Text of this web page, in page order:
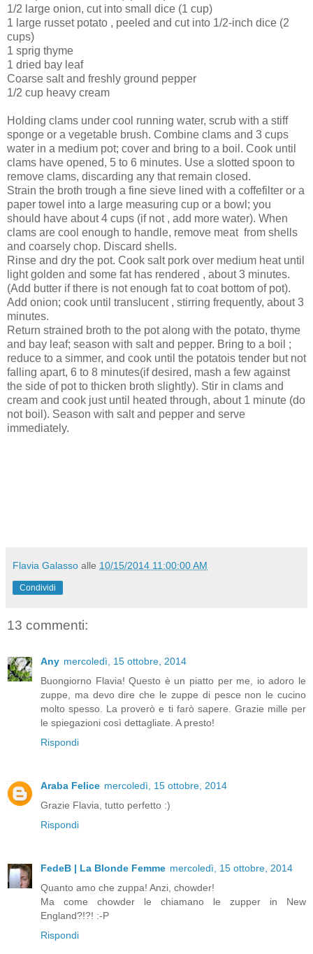
1/2 large onion, cut into small dice (1 cup)
1 large russet potato , peeled and cut into 1/2-inch dice (2
cups)
1 sprig thyme
1 dried bay leaf
Coarse salt and freshly ground pepper
1/2 cup heavy cream
Holding clams under cool running water, scrub with a stiff
sponge or a vegetable brush. Combine clams and 3 cups
water in a medium pot; cover and bring to a boil. Cook until
clams have opened, 5 to 6 minutes. Use a slotted spoon to
remove clams, discarding any that remain closed.
Strain the broth trough a fine sieve lined with a coffefilter or a
paper towel into a large measuring cup or a bowl; you
should have about 4 cups (if not , add more water). When
clams are cool enough to handle, remove meat from shells
and coarsely chop. Discard shells.
Rinse and dry the pot. Cook salt pork over medium heat until
light golden and some fat has rendered , about 3 minutes.
(Add butter if there is not enough fat to coat bottom of pot).
Add onion; cook until translucent , stirring frequently, about 3
minutes.
Return strained broth to the pot along with the potato, thyme
and bay leaf; season with salt and pepper. Bring to a boil ;
reduce to a simmer, and cook until the potatois tender but not
falling apart, 6 to 8 minutes(if desired, mash a few against
the side of pot to thicken broth slightly). Stir in clams and
cream and cook just until heated through, about 1 minute (do
not boil). Season with salt and pepper and serve
immediately.
Flavia Galasso alle 10/15/2014 11:00:00 AM
Condividi
13 commenti:
Any mercoledì, 15 ottobre, 2014
Buongiorno Flavia! Questo è un piatto per me, io adoro le
zuppe, ma devo dire che le zuppe di pesce non le cucino
molto spesso. La proverò e ti farò sapere. Grazie mille per
le spiegazioni così dettagliate. A presto!
Rispondi
Araba Felice mercoledì, 15 ottobre, 2014
Grazie Flavia, tutto perfetto :)
Rispondi
FedeB | La Blonde Femme mercoledì, 15 ottobre, 2014
Quanto amo che zuppa! Anzi, chowder!
Ma come chowder le chiamano le zupper in New
England?!?! :-P
Rispondi